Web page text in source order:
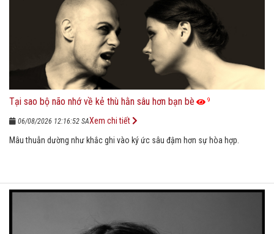
Tại sao bộ não nhớ về kẻ thù hằn sâu hơn bạn bè 9
06/08/2026 12:16:52 SA
Mâu thuẫn dường như khắc ghi vào ký ức sâu đậm hơn sự hòa hợp.
Xem chi tiết